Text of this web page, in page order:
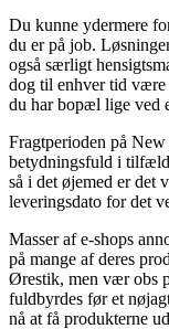
Du kunne ydermere
du er på job.
også særligt
dog til enhver tid være
du har bopæl lige ved
Fragtperioden på
betydningsfuld i
så i det øjemed er det
leveringsdato for det
Masser af e-shops
på mange af deres
Ørestik, men vær obs
fuldbyrdes før et
nå at få produkterne